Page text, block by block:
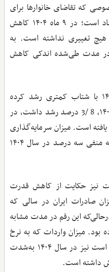
که تقاضای خانوارها برای
کالاها و خدمات تولیدی در اقتصاد است؛ در ۹ ماه ۱۴۰۴ کاهش
یافته، درحالی‌که در ۹ ماه ۱۴۰۳ هیچ تغییری نداشته است. به
در مدت طی‌شده اندکی کاهش
هزینه‌های دولت نیز در سال ۱۴۰۴ با شتاب کمتری رشد کرده
است. این هزینه‌ها که در ۹ ماه ۱۴۰۴، 8 /3 درصد رشد داشت، در
افزایش یافته است. میزان سرمایه‌گذاری
نیز از 1 /1 درصد در سال ۱۴۰۳ به منفی سه درصد در سال ۱۴۰۴
نیز حکایت از کاهش قدرت
۱۴۰۴ دارد. میزان صادرات ایران در سالی که
درحالی‌که این رقم در مدت مشابه
رشد کرده بود. میزان واردات که به نرخ
ارز و قدرت خرید بنگاه‌ها وابسته است نیز در سال ۱۴۰۴ به‌شدت